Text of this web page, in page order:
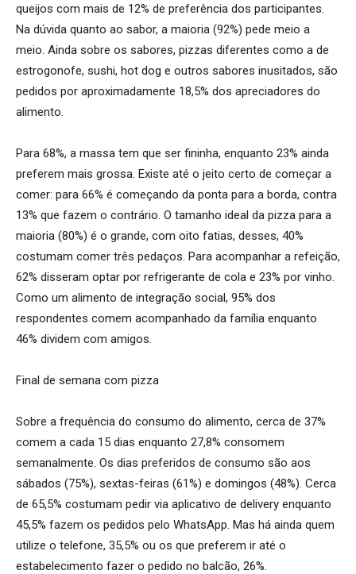
queijos com mais de 12% de preferência dos participantes.
Na dúvida quanto ao sabor, a maioria (92%) pede meio a
meio. Ainda sobre os sabores, pizzas diferentes como a de
estrogonofe, sushi, hot dog e outros sabores inusitados, são
pedidos por aproximadamente 18,5% dos apreciadores do
alimento.
Para 68%, a massa tem que ser fininha, enquanto 23% ainda
preferem mais grossa. Existe até o jeito certo de começar a
comer: para 66% é começando da ponta para a borda, contra
13% que fazem o contrário. O tamanho ideal da pizza para a
maioria (80%) é o grande, com oito fatias, desses, 40%
costumam comer três pedaços. Para acompanhar a refeição,
62% disseram optar por refrigerante de cola e 23% por vinho.
Como um alimento de integração social, 95% dos
respondentes comem acompanhado da família enquanto
46% dividem com amigos.
Final de semana com pizza
Sobre a frequência do consumo do alimento, cerca de 37%
comem a cada 15 dias enquanto 27,8% consomem
semanalmente. Os dias preferidos de consumo são aos
sábados (75%), sextas-feiras (61%) e domingos (48%). Cerca
de 65,5% costumam pedir via aplicativo de delivery enquanto
45,5% fazem os pedidos pelo WhatsApp. Mas há ainda quem
utilize o telefone, 35,5% ou os que preferem ir até o
estabelecimento fazer o pedido no balcão, 26%.